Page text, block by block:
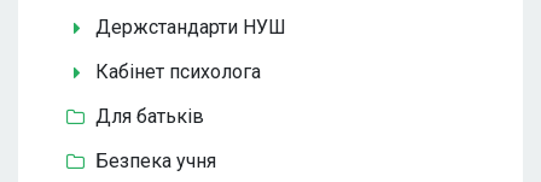
Держстандарти НУШ
Кабінет психолога
Для батьків
Безпека учня